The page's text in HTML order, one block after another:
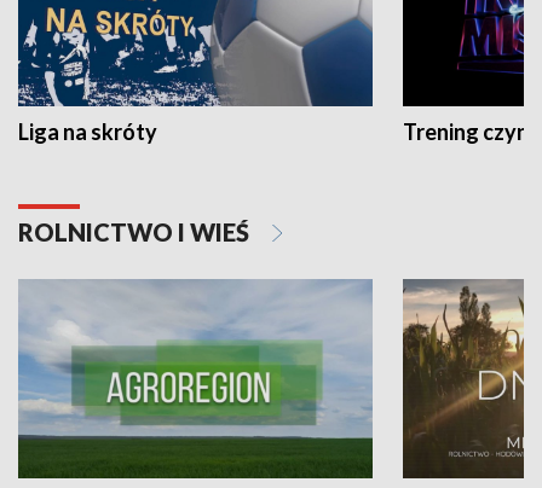
Liga na skróty Trening czyni
ROLNICTWO I WIEŚ